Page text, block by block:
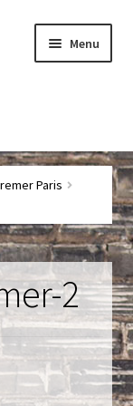
Menu
Paris
2